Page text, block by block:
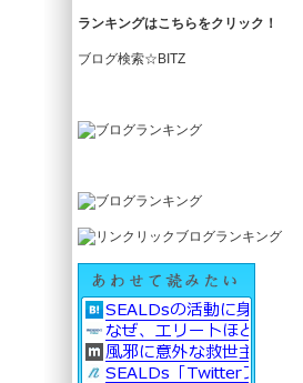
ランキングはこちらをクリック！
ブログ検索☆BITZ